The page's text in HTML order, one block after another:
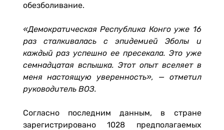
обезболивание.
«Демократическая Республика Конго уже 16
раз сталкивалась с эпидемией Эболы и
каждый раз успешно ее пресекала. Это уже
семнадцатая вспышка. Этот опыт вселяет в
меня настоящую уверенность», — отметил
руководитель ВОЗ.
Согласно последним данным, в стране
зарегистрировано 1028 предполагаемых